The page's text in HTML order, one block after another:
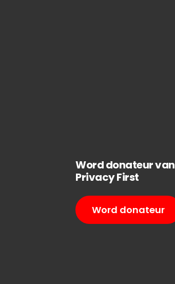
Word donateur van
Privacy First
Word donateur